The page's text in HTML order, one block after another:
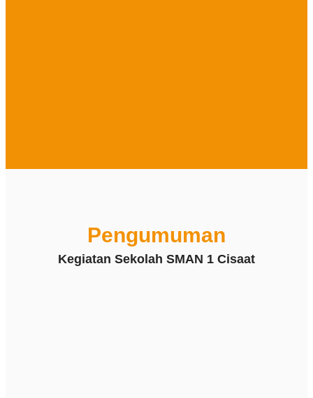
Pengumuman
Kegiatan Sekolah SMAN 1 Cisaat